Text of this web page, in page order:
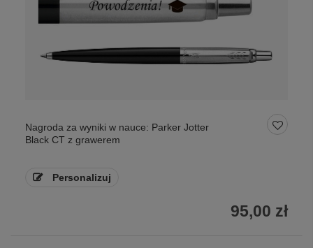
Nagroda za wyniki w nauce: Parker Jotter
Black CT z grawerem
Personalizuj
95,00 zł